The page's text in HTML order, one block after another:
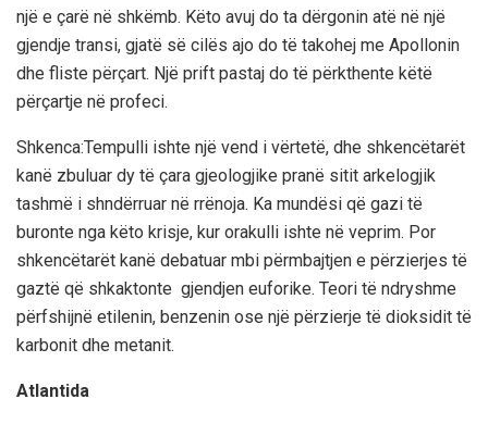
një e çarë në shkëmb. Këto avuj do ta dërgonin atë në një
gjendje transi, gjatë së cilës ajo do të takohej me Apollonin
dhe fliste përçart. Një prift pastaj do të përkthente këtë
përçartje në profeci.
Shkenca:Tempulli ishte një vend i vërtetë, dhe shkencëtarët
kanë zbuluar dy të çara gjeologjike pranë sitit arkelogjik
tashmë i shndërruar në rrënoja. Ka mundësi që gazi të
buronte nga këto krisje, kur orakulli ishte në veprim. Por
shkencëtarët kanë debatuar mbi përmbajtjen e përzierjes të
gaztë që shkaktonte gjendjen euforike. Teori të ndryshme
përfshijnë etilenin, benzenin ose një përzierje të dioksidit të
karbonit dhe metanit.
Atlantida